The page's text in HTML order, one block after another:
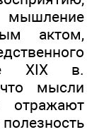
актом,
XIX в.
мысли
отражают